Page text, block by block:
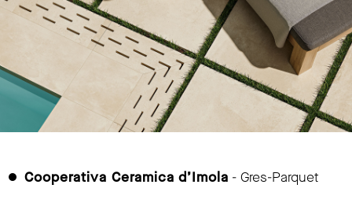
Cooperativa Ceramica d’Imola - Gres-Parquet